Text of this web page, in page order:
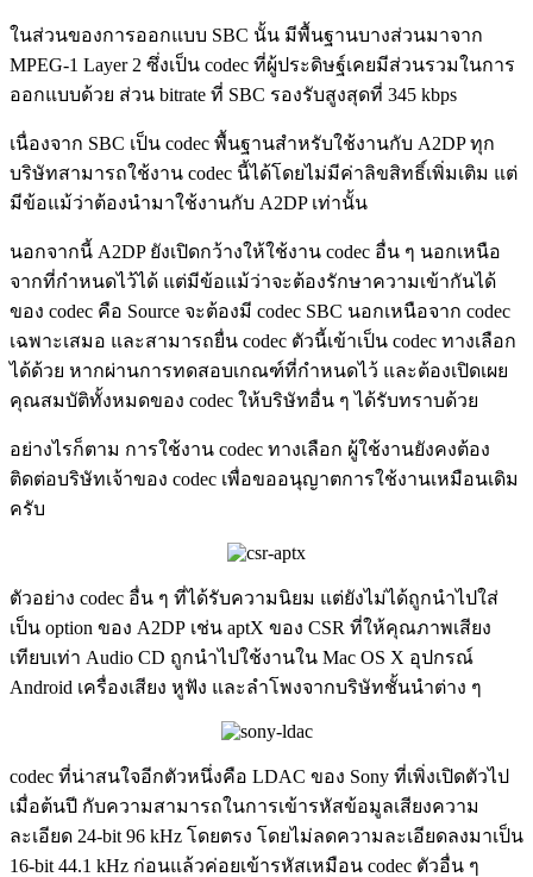
ในส่วนของการออกแบบ SBC นั้น มีพื้นฐานบางส่วนมาจาก
MPEG-1 Layer 2 ซึ่งเป็น codec ที่ผู้ประดิษฐ์เคยมีส่วนรวมในการ
ออกแบบด้วย ส่วน bitrate ที่ SBC รองรับสูงสุดที่ 345 kbps
เนื่องจาก SBC เป็น codec พื้นฐานสำหรับใช้งานกับ A2DP ทุก
บริษัทสามารถใช้งาน codec นี้ได้โดยไม่มีค่าลิขสิทธิ์เพิ่มเติม แต่
มีข้อแม้ว่าต้องนำมาใช้งานกับ A2DP เท่านั้น
นอกจากนี้ A2DP ยังเปิดกว้างให้ใช้งาน codec อื่น ๆ นอกเหนือ
จากที่กำหนดไว้ได้ แต่มีข้อแม้ว่าจะต้องรักษาความเข้ากันได้
ของ codec คือ Source จะต้องมี codec SBC นอกเหนือจาก codec
เฉพาะเสมอ และสามารถยื่น codec ตัวนี้เข้าเป็น codec ทางเลือก
ได้ด้วย หากผ่านการทดสอบเกณฑ์ที่กำหนดไว้ และต้องเปิดเผย
คุณสมบัติทั้งหมดของ codec ให้บริษัทอื่น ๆ ได้รับทราบด้วย
อย่างไรก็ตาม การใช้งาน codec ทางเลือก ผู้ใช้งานยังคงต้อง
ติดต่อบริษัทเจ้าของ codec เพื่อขออนุญาตการใช้งานเหมือนเดิม
ครับ
ตัวอย่าง codec อื่น ๆ ที่ได้รับความนิยม แต่ยังไม่ได้ถูกนำไปใส่
เป็น option ของ A2DP เช่น aptX ของ CSR ที่ให้คุณภาพเสียง
เทียบเท่า Audio CD ถูกนำไปใช้งานใน Mac OS X อุปกรณ์
Android เครื่องเสียง หูฟัง และลำโพงจากบริษัทชั้นนำต่าง ๆ
codec ที่น่าสนใจอีกตัวหนึ่งคือ LDAC ของ Sony ที่เพิ่งเปิดตัวไป
เมื่อต้นปี กับความสามารถในการเข้ารหัสข้อมูลเสียงความ
ละเอียด 24-bit 96 kHz โดยตรง โดยไม่ลดความละเอียดลงมาเป็น
16-bit 44.1 kHz ก่อนแล้วค่อยเข้ารหัสเหมือน codec ตัวอื่น ๆ